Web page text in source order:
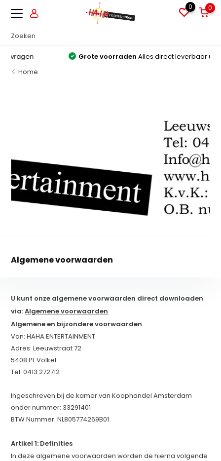
0 0
Grote voorradenAlles direct leverbaar uit voorraad
Home
Algemene voorwaarden
U kunt onze algemene voorwaarden direct downloaden
via:Algemene voorwaarden
Algemene en bijzondere voorwaarden
Van: HAHA ENTERTAINMENT
Adres: Leeuwstraat 72
5408 PL Volkel
Tel: 0413 272712
Ingeschreven bij de kamer van Koophandel Amsterdam
onder nummer: 33291401
BTW Nummer: NL805774269B01
Artikel 1: Definities
In deze algemene voorwaarden worden de hierna volgende